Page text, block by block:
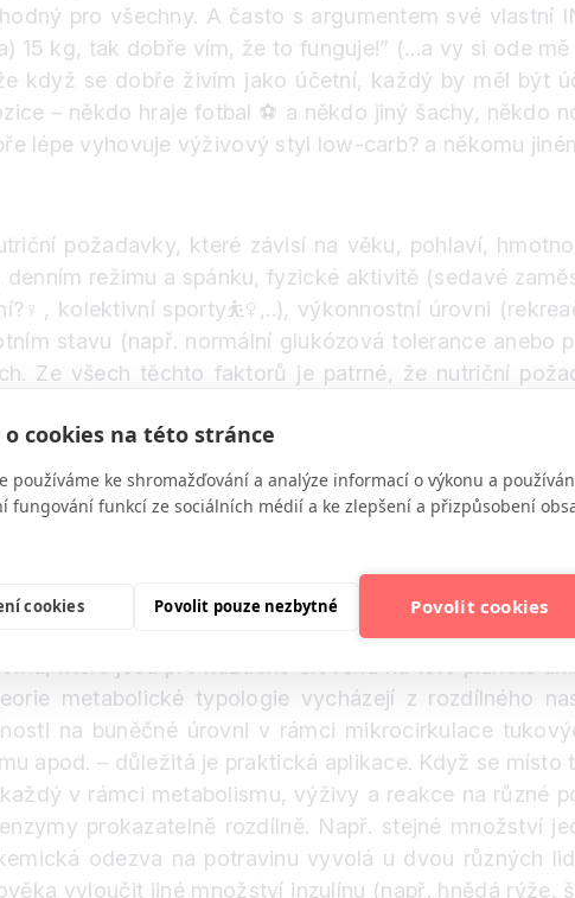
cookies na této stránce
používáme ke shromažďování a analýze informací o výkonu a
fungování funkcí ze sociálních médií a ke zlepšení a přizpůsobení
cookies Povolit pouze nezbytné Povolit cookies
pro všechny. A často s argumentem své vlastní
15 kg, tak dobře vím, že to funguje!” (…a vy si ode
když se dobře živím jako účetní, každý by měl být
– někdo hraje fotbal ⚽ a někdo jiný šachy, někdo
lépe vyhovuje výživový styl low-carb? a někomu
požadavky, které závisí na věku, pohlaví,
denním režimu a spánku, fyzické aktivitě (sedavé
?‍♀️ , kolektivní sporty⛹️‍♀️ ,..), výkonnostní úrovni
stavu (např. normální glukózová tolerance anebo
Ze všech těchto faktorů je patrné, že nutriční
výrazně) měnit v čase i u jednoho konkrétního
?, kteří se nestydí lidem tvrdit LEŽ, že vytvořili
Dva lidé o stejné hmotnosti i věku mohou mít
pro dva různé lidi neexistuje.
požadavky, zná každý člověk, který se byť i
požadavcích zdaleka nekončí a dva různí lidé o
na různé výživové postupy, redukční diety i
které jsou pro každého člověka na této planetě
metabolické typologie vycházejí z rozdílného
na buněčné úrovni v rámci mikrocirkulace
apod. – důležitá je praktická aplikace. Když se
v rámci metabolismu, výživy a reakce na různé
prokazatelně rozdílně. Např. stejné množství
odezva na potravinu vyvolá u dvou různých
vyloučit jiné množství inzulínu (např. hnědá rýže,